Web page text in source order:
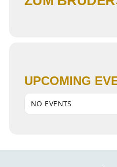
UPCOMING
NO EVENTS